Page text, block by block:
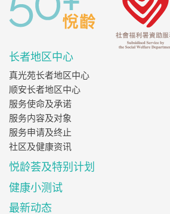
长者地区中心
真光苑长者地区中心
顺安长者地区中心
服务使命及承诺
服务内容及对象
服务申请及终止
社区及健康资讯
悦龄荟及特别计划
健康小测试
最新动态